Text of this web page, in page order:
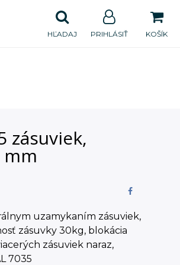
KOŠÍK
PRIHLÁSIŤ
HĽADAJ
zásuviek,
mm
uzamykaním zásuviek,
zásuvky 30kg, blokácia
zásuviek naraz,
7035